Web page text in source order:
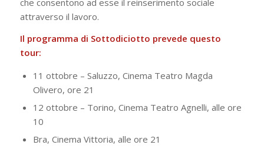
attraverso il lavoro.
Il programma di Sottodiciotto prevede questo
tour:
11 ottobre – Saluzzo, Cinema Teatro Magda
Olivero, ore 21
12 ottobre – Torino, Cinema Teatro Agnelli, alle ore
10
Bra, Cinema Vittoria, alle ore 21